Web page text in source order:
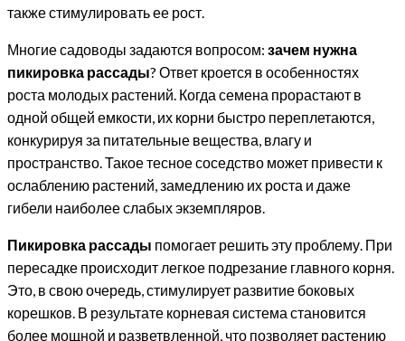
также стимулировать ее рост.
Многие садоводы задаются вопросом: зачем нужна
пикировка рассады? Ответ кроется в особенностях
роста молодых растений. Когда семена прорастают в
одной общей емкости, их корни быстро переплетаются,
конкурируя за питательные вещества, влагу и
пространство. Такое тесное соседство может привести к
ослаблению растений, замедлению их роста и даже
гибели наиболее слабых экземпляров.
Пикировка рассады помогает решить эту проблему. При
пересадке происходит легкое подрезание главного корня.
Это, в свою очередь, стимулирует развитие боковых
корешков. В результате корневая система становится
более мощной и разветвленной, что позволяет растению